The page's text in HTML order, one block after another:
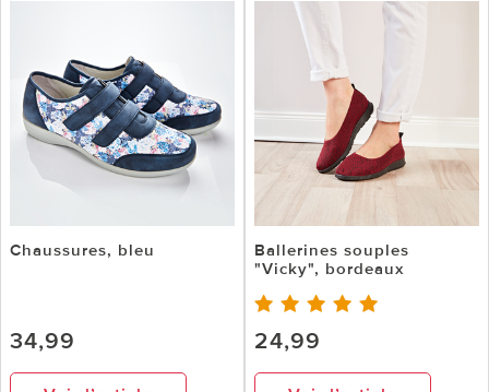
Chaussures, bleu
34,99
Ballerines souples
"Vicky", bordeaux
24,99